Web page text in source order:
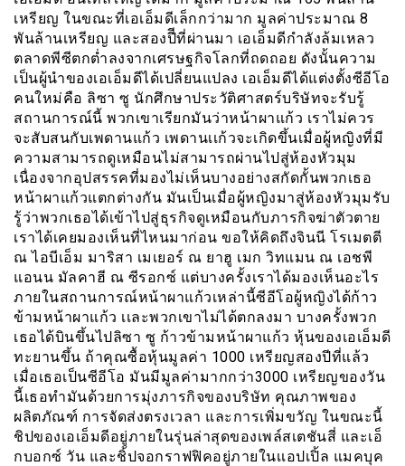
เหรียญ ในขณะที่เอเอ็มดีเล็กกว่ามาก มูลค่าประมาณ 8
พันล้านเหรียญ และสองปีีที่ผ่านมา เอเอ็มดีกำลังล้มเหลว
ตลาดพีซีตกต่ำลงจากเศรษฐกิจโลกที่ถดถอย ดังนั้นความ
เป็นผู้นำของเอเอ็มดีได้เปลี่ยนแปลง เอเอ็มดีได้แต่งตั้งซีอีโอ
คนใหม่คือ ลิซา ซู นักศึกษาประวัติศาสตร์บริษัทจะรับรู้
สถานการณ์นี้ พวกเขาเรียกมันว่าหน้าผาแก้ว เราไม่ควร
จะสับสนกับเพดานแก้ว เพดานเเก้วจะเกิดขึ้นเมื่อผู้หญิงที่มี
ความสามารถดูเหมือนไม่สามารถผ่านไปสู่ห้องหัวมุม
เนื่องจากอุปสรรคที่มองไม่เห็นบางอย่างสกัดกั้นพวกเธอ
หน้าผาแก้วแตกต่างกัน มันเป็นเมื่อผู้หญิงมาสู่ห้องหัวมุมรับ
รู้ว่าพวกเธอได้เข้าไปสู่ธุรกิจดูเหมือนกับภารกิจฆ่าตัวตาย
เราได้เคยมองเห็นที่ไหนมาก่อน ขอให้คิดถึงจินนี โรเมตตี
ณ ไอบีเอ็ม มาริสา เมเยอร์ ณ ยาฮู เมก วิทแมน ณ เอชพี
แอนน มัลคาฮี ณ ซีรอกซ์ แต่บางครั้งเราได้มองเห็นอะไร
ภายในสถานการณ์หน้าผาแก้วเหล่านี้ซีอีโอผู้หญิงได้ก้าว
ข้ามหน้าผาแก้ว เเละพวกเขาไม่ได้ตกลงมา บางครั้งพวก
เธอได้บินขึ้นไปลิซา ซู ก้าวข้ามหน้าผาแก้ว หุ้นของเอเอ็มดี
ทะยานขึ้น ถ้าคุณซื้อหุ้นมูลค่า 1000 เหรียญสองปีที่แล้ว
เมื่อเธอเป็นซีอีโอ มันมีมูลค่ามากกว่า3000 เหรียญของวัน
นี้เธอทำมันด้วยการมุ่งภารกิจของบริษัท คุณภาพของ
ผลิตภัณฑ์ การจัดส่งตรงเวลา และการเพิ่มขวัญ ในขณะนี้
ชิปของเอเอ็มดีอยู่ภายในรุ่นล่าสุดของเพล์สเตชันสี่ และเอ็
กบอกซ์ วัน และชิ้ปจอกราฟฟิคอยู่ภายในเเอปเปิ้ล แมคบุค